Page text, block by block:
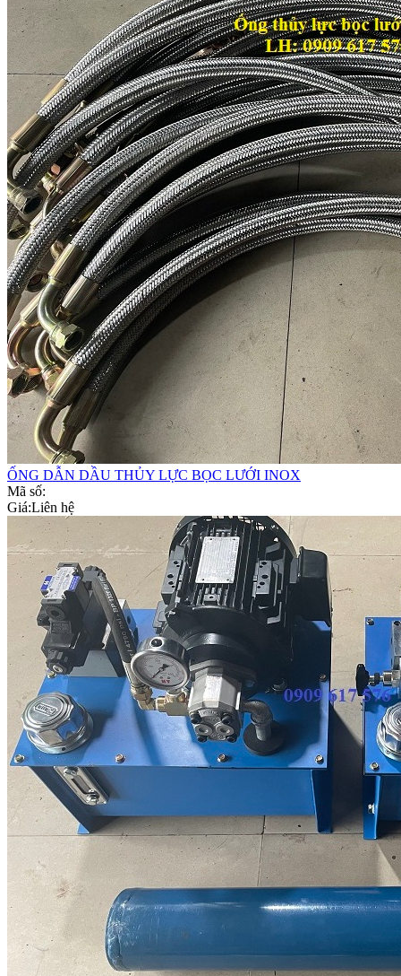
ỐNG DẪN DẦU THỦY LỰC BỌC LƯỚI INOX
Mã số:
Giá:Liên hệ